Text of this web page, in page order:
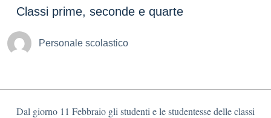
Classi prime, seconde e quarte
Personale scolastico
Dal giorno 11 Febbraio gli studenti e le studentesse delle classi